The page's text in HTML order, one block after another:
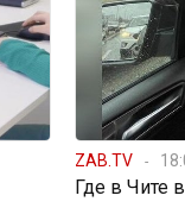
ZAB.TV
Где в Чите